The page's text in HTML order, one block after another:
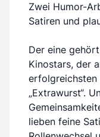
Zwei Humor-
Satiren und
Der eine
Kinostars, der
erfolgreichsten
„Extrawurst“.
lieben feine